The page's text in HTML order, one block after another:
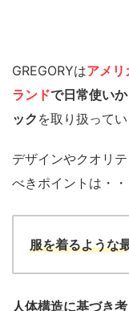
GREGORYはアメ
ランドで日常使い
ック を取り扱ってい
デザインやクオリ
べきポイントは・・
服を着るような
人体構造に基づき